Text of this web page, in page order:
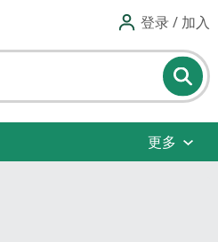
登录 / 加入
更多